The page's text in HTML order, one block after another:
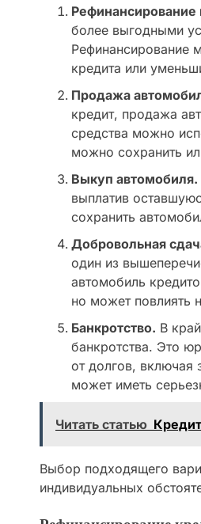
Рефинансирование
более выгодными
Рефинансирование
кредита или
Продажа
кредит, продажа
средства можно
можно сохранить
Выкуп автомобиля.
выплатив
сохранить
Добровольная
один из
автомобиль
но может повлиять
Банкротство. В
банкротства. Это
от долгов, включая
может иметь
Читать статью
Выбор подходящего
индивидуальных